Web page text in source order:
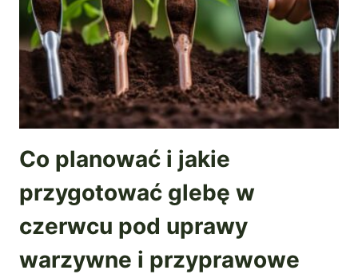
Co planować i jakie
przygotować glebę w
czerwcu pod uprawy
warzywne i przyprawowe